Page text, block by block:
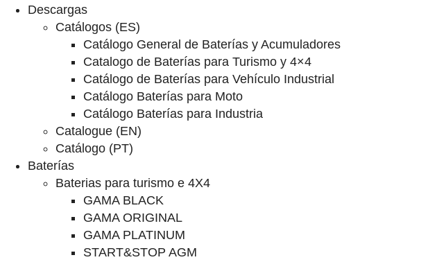
Descargas
Catálogos (ES)
Catálogo General de Baterías y Acumuladores
Catalogo de Baterías para Turismo y 4×4
Catálogo de Baterías para Vehículo Industrial
Catálogo Baterías para Moto
Catálogo Baterías para Industria
Catalogue (EN)
Catálogo (PT)
Baterías
Baterias para turismo e 4X4
GAMA BLACK
GAMA ORIGINAL
GAMA PLATINUM
START&STOP AGM